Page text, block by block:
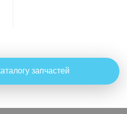
запчастей